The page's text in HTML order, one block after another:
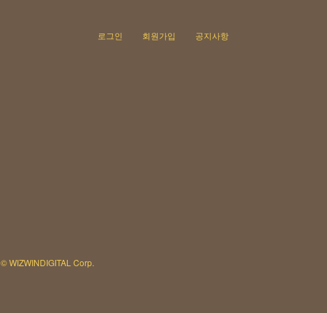
로그인 회원가입 공지사항
© WIZWINDIGITAL Corp.